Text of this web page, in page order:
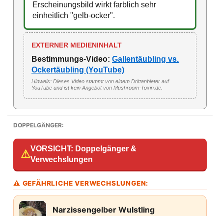
Erscheinungsbild wirkt farblich sehr
einheitlich "gelb-ocker".
EXTERNER MEDIENINHALT
Bestimmungs-Video: Gallentäubling vs.
Ockertäubling (YouTube)
Hinweis: Dieses Video stammt von einem Drittanbieter auf
YouTube und ist kein Angebot von Mushroom-Toxin.de.
DOPPELGÄNGER:
⚠VORSICHT: Doppelgänger &
Verwechslungen
⚠ GEFÄHRLICHE VERWECHSLUNGEN:
Narzissengelber Wulstling